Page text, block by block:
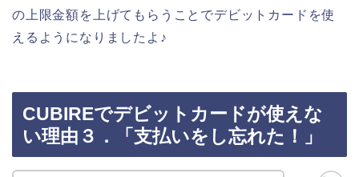
の上限金額を上げてもらうことでデビットカードを使
えるようになりましたよ♪
CUBIREでデビットカードが使えな
い理由３．「支払いをし忘れた！」